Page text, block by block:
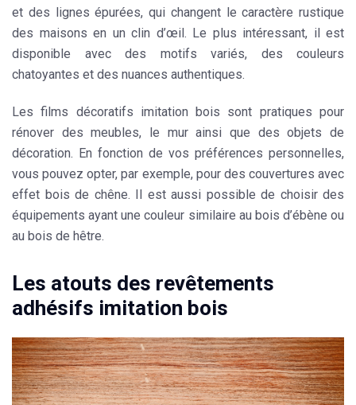
et des lignes épurées, qui changent le caractère rustique
des maisons en un clin d’œil. Le plus intéressant, il est
disponible avec des motifs variés, des couleurs
chatoyantes et des nuances authentiques.
Les films décoratifs imitation bois sont pratiques pour
rénover des meubles, le mur ainsi que des objets de
décoration. En fonction de vos préférences personnelles,
vous pouvez opter, par exemple, pour des couvertures avec
effet bois de chêne. Il est aussi possible de choisir des
équipements ayant unecouleur similaire au bois d’ébène ou
au bois de hêtre.
Les atouts des revêtements
adhésifs imitation bois